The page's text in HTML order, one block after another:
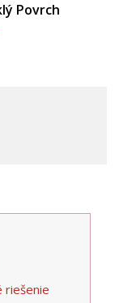
Povrch
riešenie